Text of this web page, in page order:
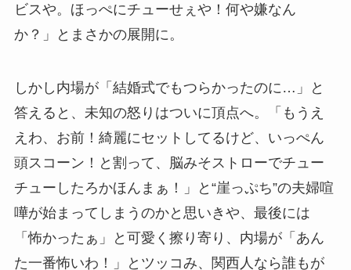
ビスや。ほっぺにチューせぇや！何や嫌なん
か？」とまさかの展開に。
しかし内場が「結婚式でもつらかったのに…」と
答えると、未知の怒りはついに頂点へ。「もうえ
えわ、お前！綺麗にセットしてるけど、いっぺん
頭スコーン！と割って、脳みそストローでチュー
チューしたろかほんまぁ！」と“崖っぷち”の夫婦喧
嘩が始まってしまうのかと思いきや、最後には
「怖かったぁ」と可愛く擦り寄り、内場が「あん
た一番怖いわ！」とツッコみ、関西人なら誰もが